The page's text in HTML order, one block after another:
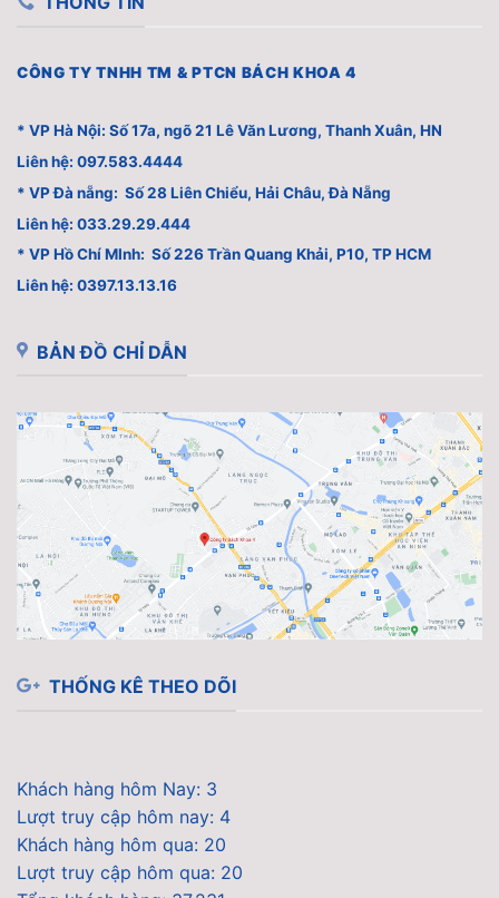
CÔNG TY TNHH TM & PTCN BÁCH KHOA 4
* VP Hà Nội: Số 17a, ngõ 21 Lê Văn Lương, Thanh Xuân, HN
Liên hệ: 097.583.4444
* VP Đà nẵng: Số 28 Liên Chiểu, Hải Châu, Đà Nẵng
Liên hệ: 033.29.29.444
* VP Hồ Chí MInh: Số 226 Trần Quang Khải, P10, TP HCM
Liên hệ: 0397.13.13.16
BẢN ĐỒ CHỈ DẪN
THỐNG KÊ THEO DÕI
Khách hàng hôm Nay: 3
Lượt truy cập hôm nay: 4
Khách hàng hôm qua: 20
Lượt truy cập hôm qua: 20